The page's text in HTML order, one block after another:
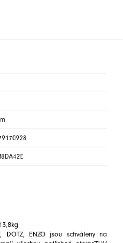
DOTZ, ENZO jsou schváleny na